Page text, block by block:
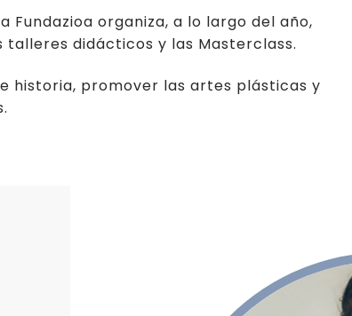
La mar, territorio de igualdad
Grandes mujeres
Fundazioa organiza, a lo largo del año,
didácticos y las Masterclass.
historia, promover las artes plásticas y